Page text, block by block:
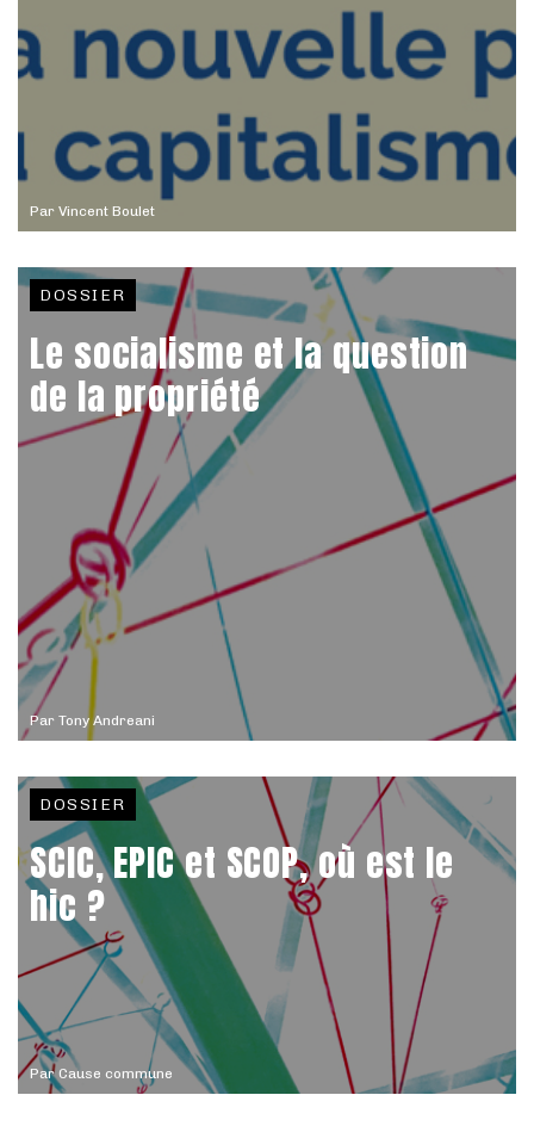
Par Vincent Boulet
Par Tony Andreani
DOSSIER
Le socialisme et la question
de la propriété
Par Cause commune
DOSSIER
SCIC, EPIC et SCOP, où est le
hic ?